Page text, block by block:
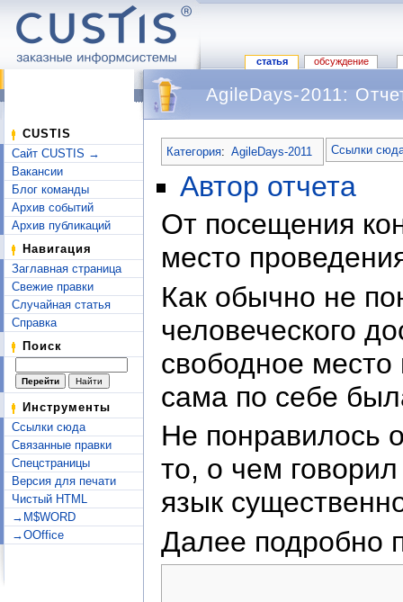
статья обсуждение
CUSTIS
Сайт CUSTIS →
Вакансии
Блог команды
Архив событий
Архив публикаций
Навигация
Заглавная страница
Свежие правки
Случайная статья
Справка
Поиск
Инструменты
Ссылки сюда
Связанные правки
Спецстраницы
Версия для печати
Чистый HTML
→M$WORD
→OOffice
AgileDays-2011:
Категория: AgileDays-2011 Ссылки
Автор отчета
От посещения
место
Как обычно не
человеческого
свободное место
сама по себе
Не понравилось
то, о чем
язык
Далее подробно